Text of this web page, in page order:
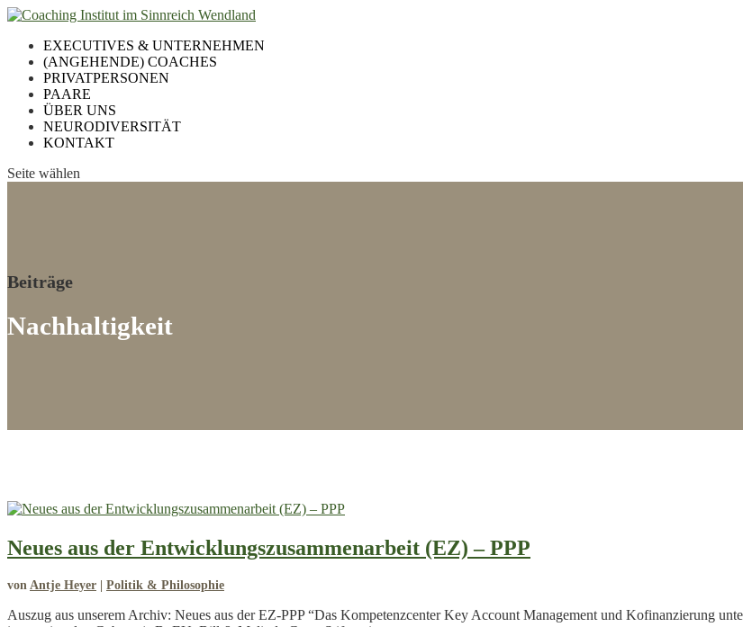
EXECUTIVES & UNTERNEHMEN
(ANGEHENDE) COACHES
PRIVATPERSONEN
PAARE
ÜBER UNS
NEURODIVERSITÄT
KONTAKT
Seite wählen
Beiträge
Nachhaltigkeit
Neues aus der Entwicklungszusammenarbeit (EZ) – PPP
von Antje Heyer Politik & Philosophie
Auszug aus unserem Archiv: Neues aus der EZ-PPP “Das Kompetenzcenter Key Account Management und Kofinanzierung